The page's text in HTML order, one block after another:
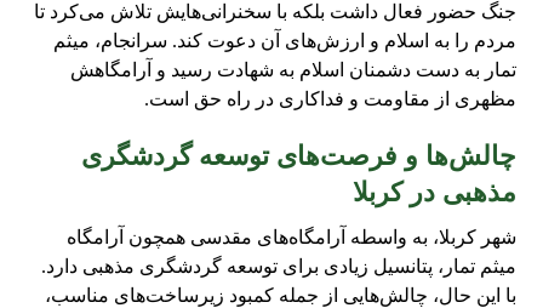
جنگ حضور فعال داشت بلکه با سخنرانی‌هایش تلاش می‌کرد تا
مردم را به اسلام و ارزش‌های آن دعوت کند. سرانجام، میثم
تمار به دست دشمنان اسلام به شهادت رسید و آرامگاهش
مظهری از مقاومت و فداکاری در راه حق است.
چالش‌ها و فرصت‌های توسعه گردشگری
مذهبی در کربلا
شهر کربلا، به واسطه آرامگاه‌های مقدسی همچون آرامگاه
میثم تمار، پتانسیل زیادی برای توسعه گردشگری مذهبی دارد.
با این حال، چالش‌هایی از جمله کمبود زیرساخت‌های مناسب،